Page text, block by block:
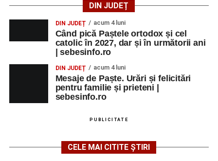
DIN JUDEȚ
DIN JUDEȚ acum 4 luni
Când pică Paștele ortodox și cel
catolic în 2027, dar și în următorii ani
| sebesinfo.ro
DIN JUDEȚ acum 4 luni
Mesaje de Paște. Urări și felicitări
pentru familie și prieteni |
sebesinfo.ro
PUBLICITATE
CELE MAI CITITE ȘTIRI